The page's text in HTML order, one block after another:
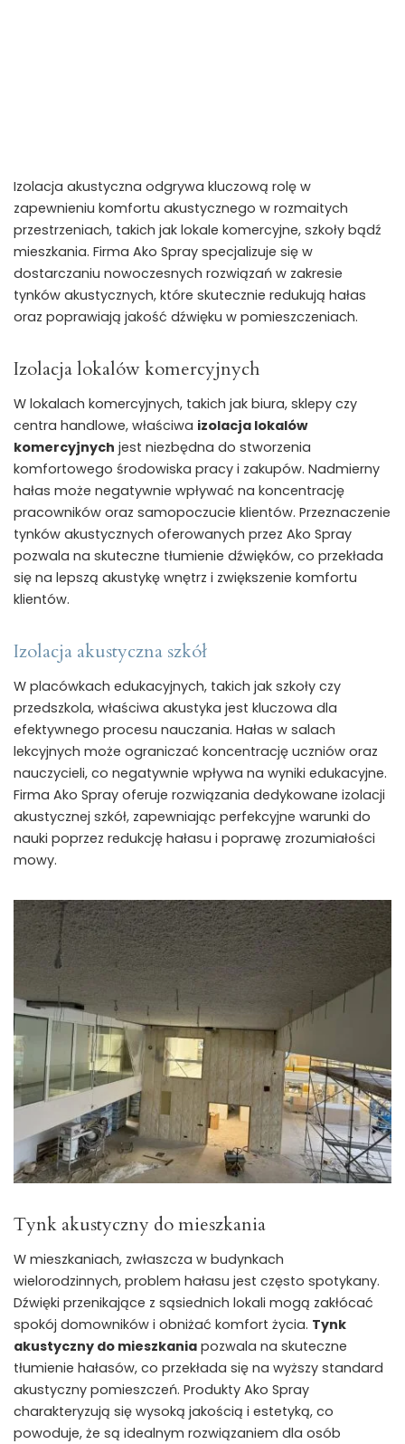
Izolacja akustyczna odgrywa kluczową rolę w
zapewnieniu komfortu akustycznego w rozmaitych
przestrzeniach, takich jak lokale komercyjne, szkoły bądź
mieszkania. Firma Ako Spray specjalizuje się w
dostarczaniu nowoczesnych rozwiązań w zakresie
tynków akustycznych, które skutecznie redukują hałas
oraz poprawiają jakość dźwięku w pomieszczeniach.
Izolacja lokalów komercyjnych
W lokalach komercyjnych, takich jak biura, sklepy czy
centra handlowe, właściwa izolacja lokalów
komercyjnych jest niezbędna do stworzenia
komfortowego środowiska pracy i zakupów. Nadmierny
hałas może negatywnie wpływać na koncentrację
pracowników oraz samopoczucie klientów. Przeznaczenie
tynków akustycznych oferowanych przez Ako Spray
pozwala na skuteczne tłumienie dźwięków, co przekłada
się na lepszą akustykę wnętrz i zwiększenie komfortu
klientów.
Izolacja akustyczna szkół
W placówkach edukacyjnych, takich jak szkoły czy
przedszkola, właściwa akustyka jest kluczowa dla
efektywnego procesu nauczania. Hałas w salach
lekcyjnych może ograniczać koncentrację uczniów oraz
nauczycieli, co negatywnie wpływa na wyniki edukacyjne.
Firma Ako Spray oferuje rozwiązania dedykowane izolacji
akustycznej szkół, zapewniając perfekcyjne warunki do
nauki poprzez redukcję hałasu i poprawę zrozumiałości
mowy.
Tynk akustyczny do mieszkania
W mieszkaniach, zwłaszcza w budynkach
wielorodzinnych, problem hałasu jest często spotykany.
Dźwięki przenikające z sąsiednich lokali mogą zakłócać
spokój domowników i obniżać komfort życia. Tynk
akustyczny do mieszkania pozwala na skuteczne
tłumienie hałasów, co przekłada się na wyższy standard
akustyczny pomieszczeń. Produkty Ako Spray
charakteryzują się wysoką jakością i estetyką, co
powoduje, że są idealnym rozwiązaniem dla osób